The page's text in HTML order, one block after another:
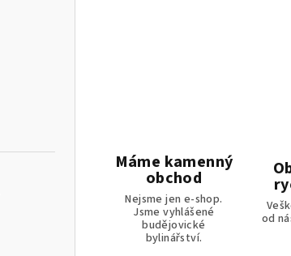
Máme kamenný
obchod
Nejsme jen e-shop.
Jsme vyhlášené
budějovické
bylinářství.
od